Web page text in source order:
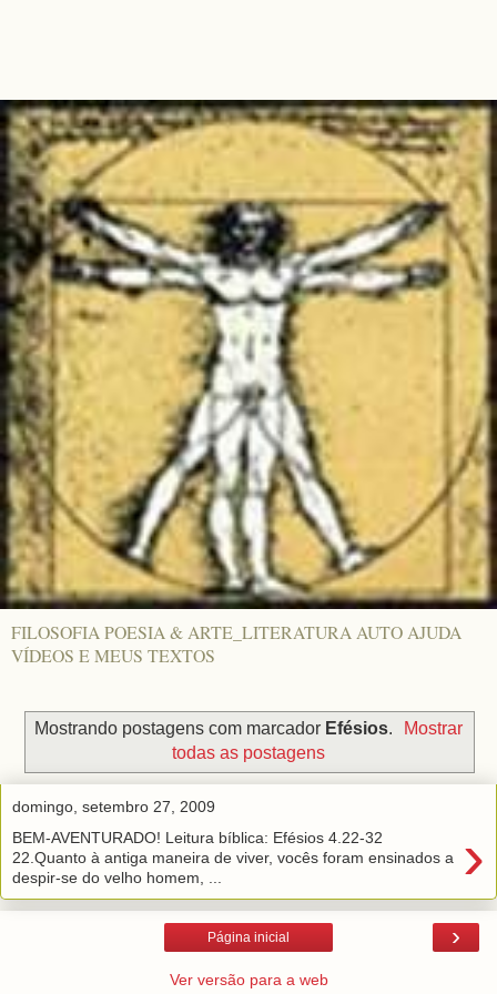
FILOSOFIA POESIA & ARTE_LITERATURA AUTO AJUDA
VÍDEOS E MEUS TEXTOS
Mostrando postagens com marcador Efésios.
Mostrar
todas as postagens
domingo, setembro 27, 2009
›
BEM-AVENTURADO! Leitura bíblica: Efésios 4.22-32
22.Quanto à antiga maneira de viver, vocês foram ensinados a
despir-se do velho homem, ...
›
Página inicial
Ver versão para a web